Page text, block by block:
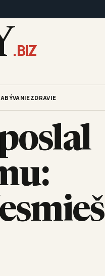
.BIZ
BÝVANIEZDRAVIE